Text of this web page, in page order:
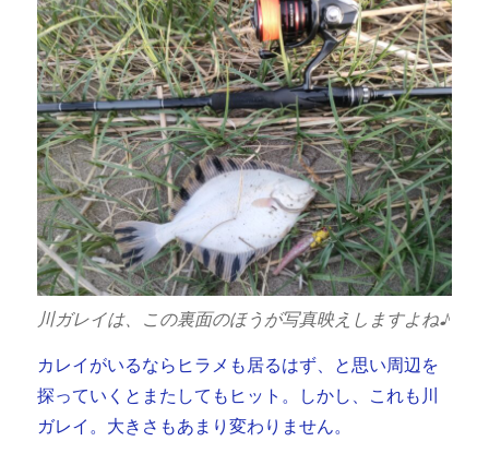
川ガレイは、この裏面のほうが写真映えしますよね♪
カレイがいるならヒラメも居るはず、と思い周辺を
探っていくとまたしてもヒット。しかし、これも川
ガレイ。大きさもあまり変わりません。